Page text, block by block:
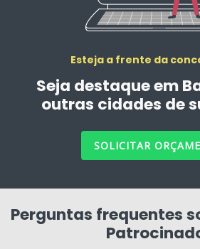
Esteja a frente da
Seja destaque em
outras cidades de
SOLICITAR
Perguntas frequentes